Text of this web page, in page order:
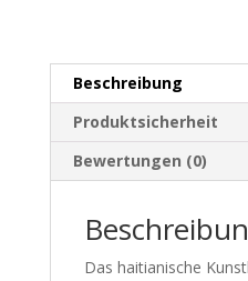
Beschreibung
Produktsicherheit
Bewertungen (0)
Das haitianische